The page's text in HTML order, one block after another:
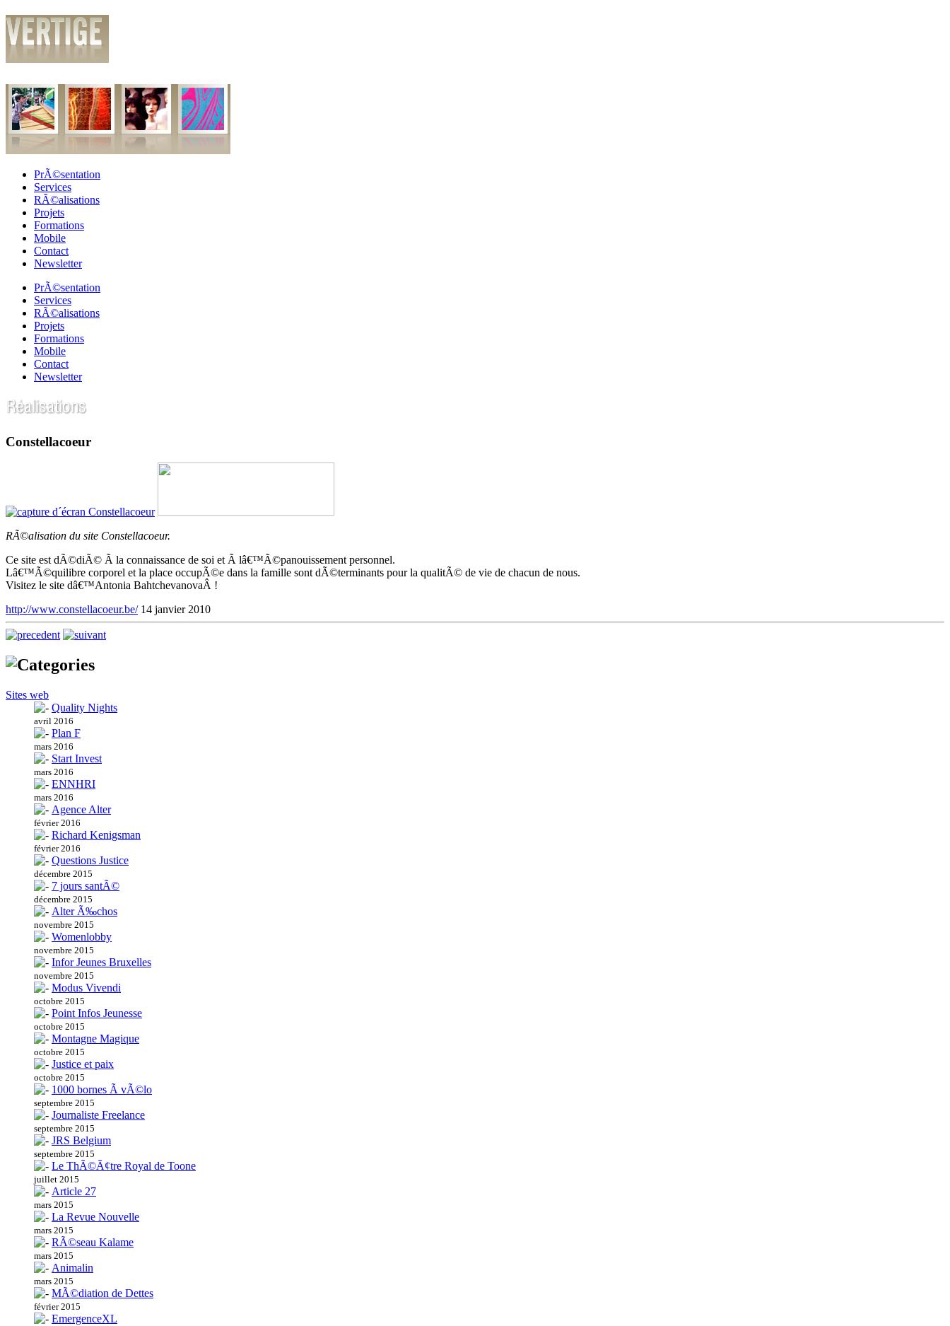
PrÃ©sentation
Services
RÃ©alisations
Projets
Formations
Mobile
Contact
Newsletter
PrÃ©sentation
Services
RÃ©alisations
Projets
Formations
Mobile
Contact
Newsletter
Constellacoeur
RÃ©alisation du site Constellacoeur.
Ce site est dÃ©diÃ© Ã la connaissance de soi et Ã lâ€™Ã©panouissement personnel.
Lâ€™Ã©quilibre corporel et la place occupÃ©e dans la famille sont dÃ©terminants pour la qualitÃ© de vie de chacun de nous.
Visitez le site dâ€™Antonia BahtchevanovaÂ !
http://www.constellacoeur.be/ 14 janvier 2010
Sites web
Quality Nights
avril 2016
Plan F
mars 2016
Start Invest
mars 2016
ENNHRI
mars 2016
Agence Alter
février 2016
Richard Kenigsman
février 2016
Questions Justice
décembre 2015
7 jours santÃ©
décembre 2015
Alter Ã‰chos
novembre 2015
Womenlobby
novembre 2015
Infor Jeunes Bruxelles
novembre 2015
Modus Vivendi
octobre 2015
Point Infos Jeunesse
octobre 2015
Montagne Magique
octobre 2015
Justice et paix
octobre 2015
1000 bornes Ã vÃ©lo
septembre 2015
Journaliste Freelance
septembre 2015
JRS Belgium
septembre 2015
Le ThÃ©Ã¢tre Royal de Toone
juillet 2015
Article 27
mars 2015
La Revue Nouvelle
mars 2015
RÃ©seau Kalame
mars 2015
Animalin
mars 2015
MÃ©diation de Dettes
février 2015
EmergenceXL